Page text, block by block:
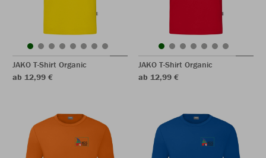
JAKO T-Shirt Organic
ab 12,99 €
JAKO T-Shirt Organic
ab 12,99 €